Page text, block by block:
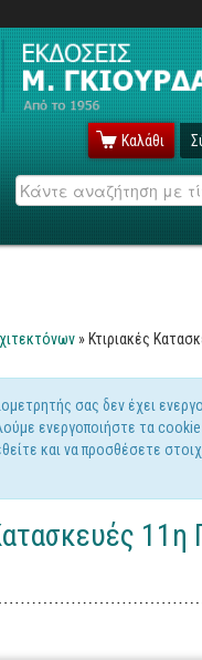
Καλάθι
Αναζήτηση
» Κτιριακές
σας δεν έχει
ενεργοποιήστε τα
και να προσθέσετε
11η